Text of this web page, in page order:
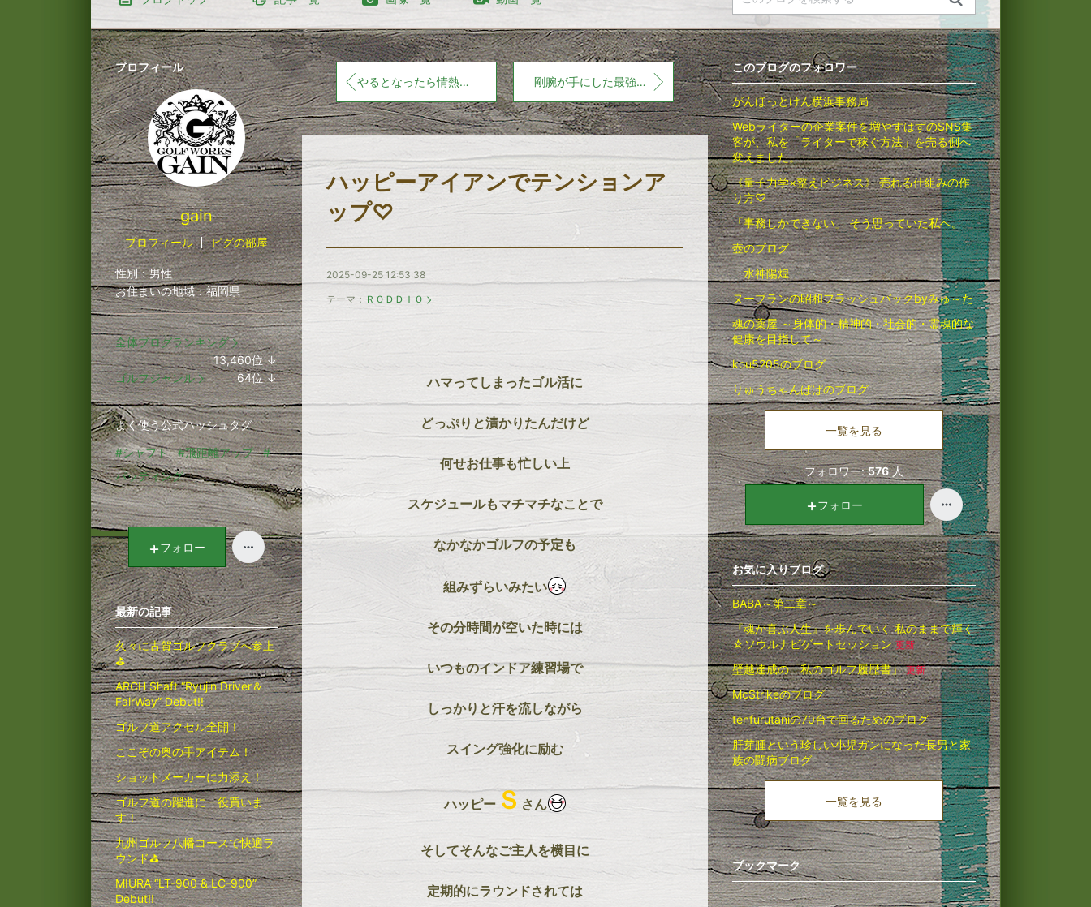
やるとなったら情熱を込めて！ 剛腕が手にした最強ＦＷ！
ハッピーアイアンでテンションア
ップ♡
2025-09-25 12:53:38
テーマ： ＲＯＤＤＩＯ
ハマってしまったゴル活に
どっぷりと漬かりたんだけど
何せお仕事も忙しい上
スケジュールもマチマチなことで
なかなかゴルフの予定も
組みずらいみたい
その分時間が空いた時には
いつものインドア練習場で
しっかりと汗を流しながら
スイング強化に励む
ハッピーＳさん
そしてそんなご主人を横目に
定期的にラウンドされては
このブログのフォロワー
がんほっとけん横浜事務局
Webライターの企業案件を増やすはずのSNS集
客が、私を「ライターで稼ぐ方法」を売る側へ
変えました。
《量子力学×整えビジネス》 売れる仕組みの作
り方♡
「事務しかできない」 そう思っていた私へ。
壺のブログ
水神陽煌
ヌーブランの昭和フラッシュバックbyみゅ～た
魂の薬屋 ～身体的・精神的・社会的・霊魂的な
健康を目指して～
kou5205のブログ
りゅうちゃんぱぱのブログ
一覧を見る
フォロワー: 576 人
フォロー
お気に入りブログ
BABA～第二章～
『魂が喜ぶ人生』を歩んでいく 私のままで輝く
☆ソウルナビゲートセッション 更新
壁越達成の「私のゴルフ履歴書」 更新
McStrikeのブログ
tenfurutaniの70台で回るためのブログ
肝芽腫という珍しい小児ガンになった長男と家
族の闘病ブログ
一覧を見る
ブックマーク
プロフィール
gain
プロフィール ピグの部屋
性別：男性
お住まいの地域：福岡県
全体ブログランキング
13,460位↓
ラ
ン
キ
ン
グ
下
降
ゴルフジャンル 64位↓
ラ
ン
キ
ン
グ
下
降
よく使う公式ハッシュタグ
#シャフト #飛距離アップ
#
パッティング
フォロー
最新の記事
久々に古賀ゴルフクラブへ参上
⛳
ARCH Shaft “Ryujin Driver＆
FairWay” Debut!!
ゴルフ道アクセル全開！
ここぞの奥の手アイテム！
ショットメーカーに力添え！
ゴルフ道の躍進に一役買いま
す！
九州ゴルフ八幡コースで快適ラ
ウンド⛳
MIURA “LT-900 & LC-900”
Debut!!